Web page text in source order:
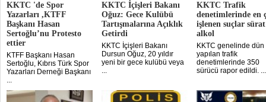
KKTC 'de Spor
Yazarları ,KTFF
Başkanı Hasan
Sertoğlu’nu Protesto
ettier
KTFF Başkanı Hasan
Sertoğlu, Kıbrıs Türk Spor
Yazarları Derneği Başkanı
...
KKTC İçişleri Bakanı
Oğuz: Gece Kulübü
Tartışmalarına Açıklık
Getirdi
KKTC İçişleri Bakanı
Dursun Oğuz, 20 yıldır
yeni bir gece kulübü veya
...
KKTC Trafik
denetimlerinde en
işlenen suçlar
alkol
KKTC genelinde dün
yapılan trafik
denetimlerinde 350
sürücü rapor edildi. ...